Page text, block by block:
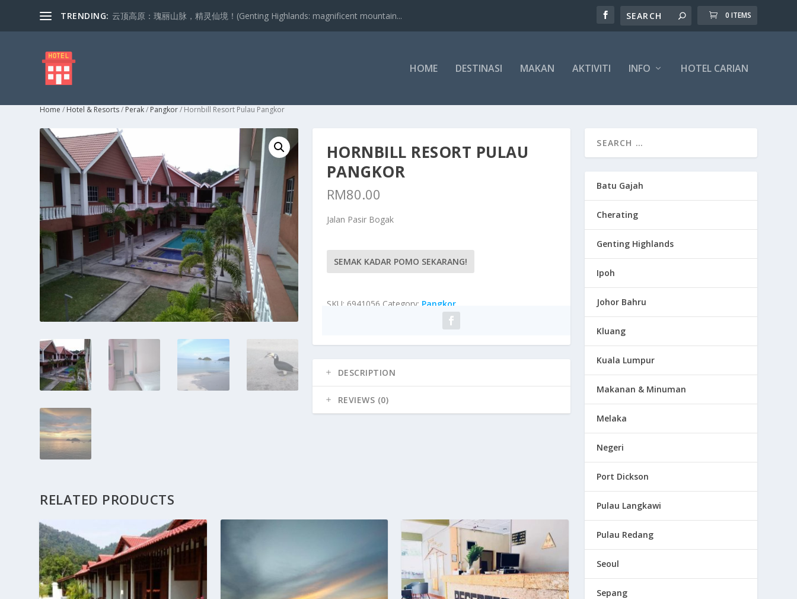
TRENDING: 云顶高原：瑰丽山脉，精灵仙境！(Genting Highlands: magnificent mountain... 0 ITEMS
HOME DESTINASI MAKAN AKTIVITI INFO HOTEL CARIAN
Home / Hotel & Resorts/ Perak/ Pangkor/ Hornbill Resort Pulau Pangkor
HORNBILL RESORT PULAU
PANGKOR
RM80.00
Jalan Pasir Bogak
SEMAK KADAR POMO SEKARANG!
SKU: 6941056 Category: Pangkor
DESCRIPTION
REVIEWS (0)
RELATED PRODUCTS
Batu Gajah
Cherating
Genting Highlands
Ipoh
Johor Bahru
Kluang
Kuala Lumpur
Makanan & Minuman
Melaka
Negeri
Port Dickson
Pulau Langkawi
Pulau Redang
Seoul
Sepang